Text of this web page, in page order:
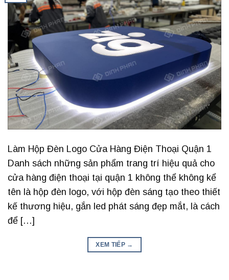
Làm Hộp Đèn Logo Cửa Hàng Điện Thoại Quận 1
Danh sách những sản phẩm trang trí hiệu quả cho
cửa hàng điện thoại tại quận 1 không thể không kể
tên là hộp đèn logo, với hộp đèn sáng tạo theo thiết
kế thương hiệu, gắn led phát sáng đẹp mắt, là cách
để […]
XEM TIẾP →